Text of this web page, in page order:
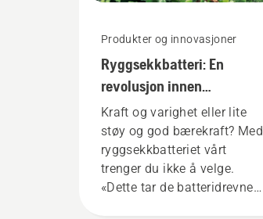
Produkter og innovasjoner
Ryggsekkbatteri: En
revolusjon innen
håndholdte, batteridrevne
verktøy
Kraft og varighet eller lite
støy og god bærekraft? Med
ryggsekkbatteriet vårt
trenger du ikke å velge.
«Dette tar de batteridrevne